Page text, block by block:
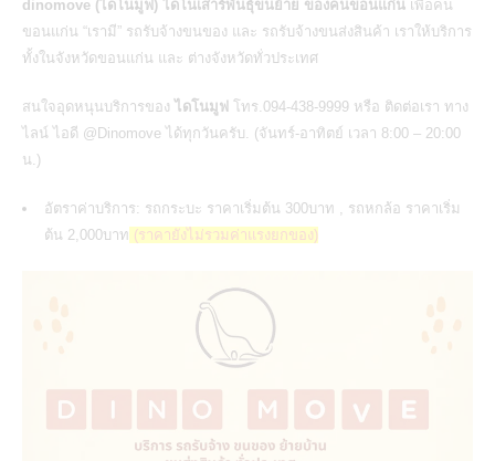
dinomove (ไดโนมูฟ) ไดโนเสาร์พันธุ์ขนย้าย ของคนขอนแก่น เพื่อคน
ขอนแก่น “เรามี” รถรับจ้างขนของ และ รถรับจ้างขนส่งสินค้า เราให้บริการ
ทั้งในจังหวัดขอนแก่น และ ต่างจังหวัดทั่วประเทศ
สนใจอุดหนุนบริการของ ไดโนมูฟ โทร.094-438-9999 หรือ ติดต่อเรา ทาง
ไลน์ ไอดี @Dinomove ได้ทุกวันครับ. (จันทร์-อาทิตย์ เวลา 8:00 – 20:00
น.)
อัตราค่าบริการ: รถกระบะ ราคาเริ่มต้น 300บาท , รถหกล้อ ราคาเริ่ม
ต้น 2,000บาท (ราคายังไม่รวมค่าแรงยกของ)